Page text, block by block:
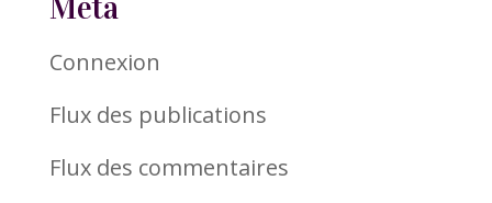
Méta
Connexion
Flux des publications
Flux des commentaires